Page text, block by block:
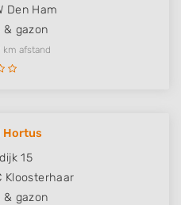
Den Ham
& gazon
km afstand
Hortus
15
Kloosterhaar
& gazon